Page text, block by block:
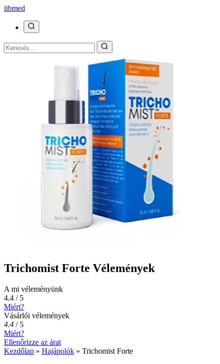
iibmed
Trichomist Forte Vélemények
A mi véleményünk
4.4 / 5
Miért?
Vásárlói vélemények
4.4 / 5
Miért?
Ellenőrizze az árat
Kezdőlap » Hajápolók » Trichomist Forte